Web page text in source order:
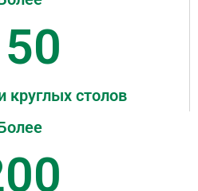
круглых столов